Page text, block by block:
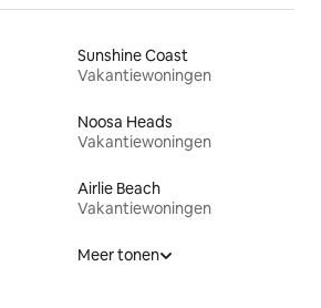
Sunshine Coast
Vakantiewoningen
Noosa Heads
Vakantiewoningen
Airlie Beach
Vakantiewoningen
Meer tonen